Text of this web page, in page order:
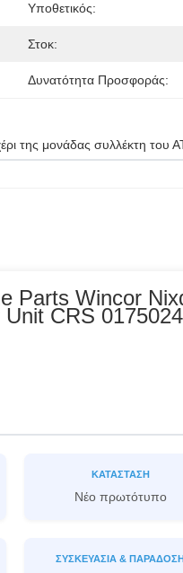
Υποθετικός:
Στοκ:
Δυνατότητα Προσφοράς:
της μονάδας συλλέκτη του
Parts Wincor
CRS
ΚΑΤΆΣΤΑΣΗ
Νέο πρωτότυπο
ΣΥΣΚΕΥΑΣΊΑ &